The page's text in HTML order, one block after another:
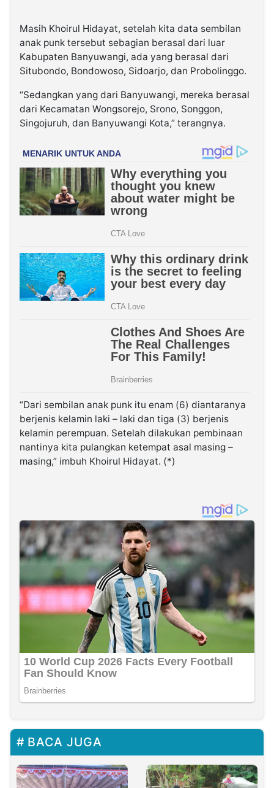
Masih Khoirul Hidayat, setelah kita data sembilan
anak punk tersebut sebagian berasal dari luar
Kabupaten Banyuwangi, ada yang berasal dari
Situbondo, Bondowoso, Sidoarjo, dan Probolinggo.
“Sedangkan yang dari Banyuwangi, mereka berasal
dari Kecamatan Wongsorejo, Srono, Songgon,
Singojuruh, dan Banyuwangi Kota,” terangnya.
“Dari sembilan anak punk itu enam (6) diantaranya
berjenis kelamin laki – laki dan tiga (3) berjenis
kelamin perempuan. Setelah dilakukan pembinaan
nantinya kita pulangkan ketempat asal masing –
masing,” imbuh Khoirul Hidayat. (*)
BACA JUGA